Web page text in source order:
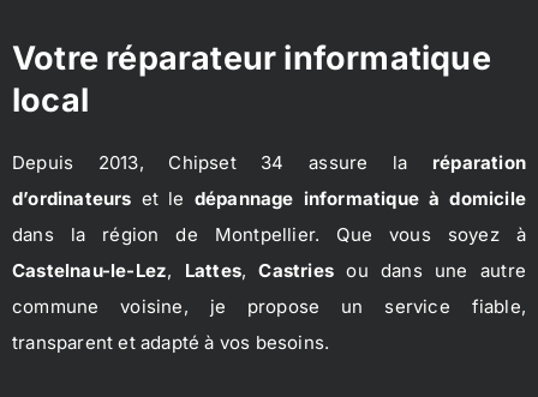
Votre réparateur informatique
local
Depuis 2013, Chipset 34 assure la réparation
d’ordinateurs et le dépannage informatique à domicile
dans la région de Montpellier. Que vous soyez à
Castelnau-le-Lez, Lattes,Castries ou dans une autre
commune voisine, je propose un service fiable,
transparent et adapté à vos besoins.